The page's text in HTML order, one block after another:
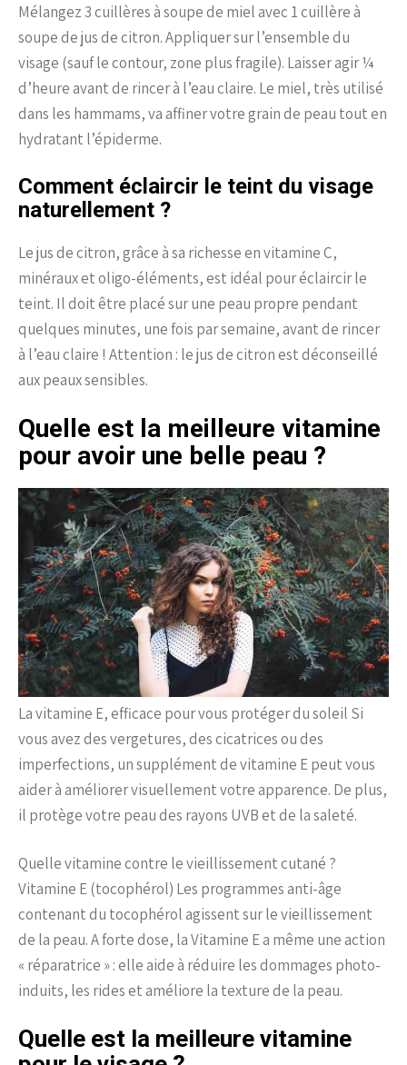
Mélangez 3 cuillères à soupe de miel avec 1 cuillère à
soupe de jus de citron. Appliquer sur l’ensemble du
visage (sauf le contour, zone plus fragile). Laisser agir ¼
d’heure avant de rincer à l’eau claire. Le miel, très utilisé
dans les hammams, va affiner votre grain de peau tout en
hydratant l’épiderme.
Comment éclaircir le teint du visage
naturellement ?
Le jus de citron, grâce à sa richesse en vitamine C,
minéraux et oligo-éléments, est idéal pour éclaircir le
teint. Il doit être placé sur une peau propre pendant
quelques minutes, une fois par semaine, avant de rincer
à l’eau claire ! Attention : le jus de citron est déconseillé
aux peaux sensibles.
Quelle est la meilleure vitamine
pour avoir une belle peau ?
La vitamine E, efficace pour vous protéger du soleil Si
vous avez des vergetures, des cicatrices ou des
imperfections, un supplément de vitamine E peut vous
aider à améliorer visuellement votre apparence. De plus,
il protège votre peau des rayons UVB et de la saleté.
Quelle vitamine contre le vieillissement cutané ?
Vitamine E (tocophérol) Les programmes anti-âge
contenant du tocophérol agissent sur le vieillissement
de la peau. A forte dose, la Vitamine E a même une action
« réparatrice » : elle aide à réduire les dommages photo-
induits, les rides et améliore la texture de la peau.
Quelle est la meilleure vitamine